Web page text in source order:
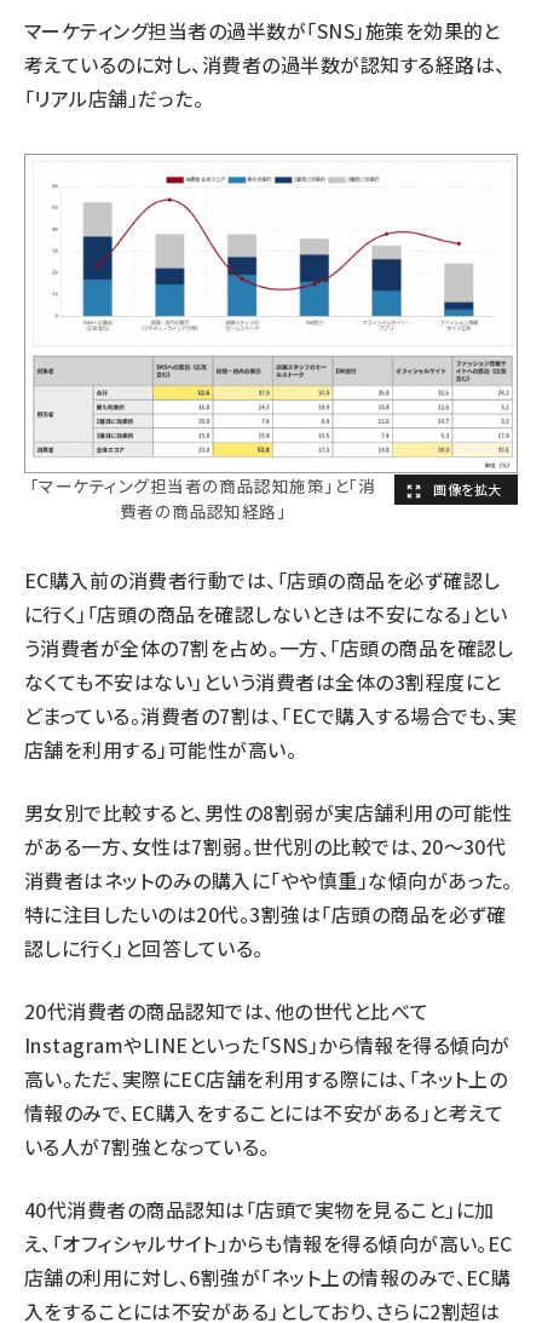
マーケティング担当者の過半数が「SNS」施策を効果的と
考えているのに対し、消費者の過半数が認知する経路は、
「リアル店舗」だった。
「マーケティング担当者の商品認知施策」と「消
費者の商品認知経路」
EC購入前の消費者行動では、「店頭の商品を必ず確認し
に行く」「店頭の商品を確認しないときは不安になる」とい
う消費者が全体の7割を占め。一方、「店頭の商品を確認し
なくても不安はない」という消費者は全体の3割程度にと
どまっている。消費者の7割は、「ECで購入する場合でも、実
店舗を利用する」可能性が高い。
男女別で比較すると、男性の8割弱が実店舗利用の可能性
がある一方、女性は7割弱。世代別の比較では、20～30代
消費者はネットのみの購入に「やや慎重」な傾向があった。
特に注目したいのは20代。3割強は「店頭の商品を必ず確
認しに行く」と回答している。
20代消費者の商品認知では、他の世代と比べて
InstagramやLINEといった「SNS」から情報を得る傾向が
高い。ただ、実際にEC店舗を利用する際には、「ネット上の
情報のみで、EC購入をすることには不安がある」と考えて
いる人が7割強となっている。
40代消費者の商品認知は「店頭で実物を見ること」に加
え、「オフィシャルサイト」からも情報を得る傾向が高い。EC
店舗の利用に対し、6割強が「ネット上の情報のみで、EC購
入をすることには不安がある」としており、さらに2割超は